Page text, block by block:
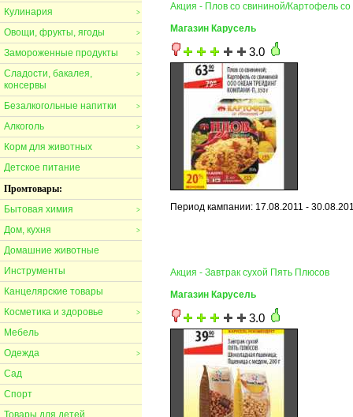
>
Кулинария
>
Овощи, фрукты, ягоды
>
Замороженные продукты
>
Сладости, бакалея,
консервы
>
Безалкогольные напитки
>
Алкоголь
>
Корм для животных
Детское питание
Промтовары:
>
Бытовая химия
>
Дом, кухня
Домашние животные
Инструменты
Канцелярские товары
>
Косметика и здоровье
Мебель
>
Одежда
Сад
Спорт
Товары для детей
Акция - Плов со свининой/Картофель
Магазин Карусель
3.0
Период кампании: 17.08.2011 -
Акция - Завтрак сухой Пять Плюсов
Магазин Карусель
3.0